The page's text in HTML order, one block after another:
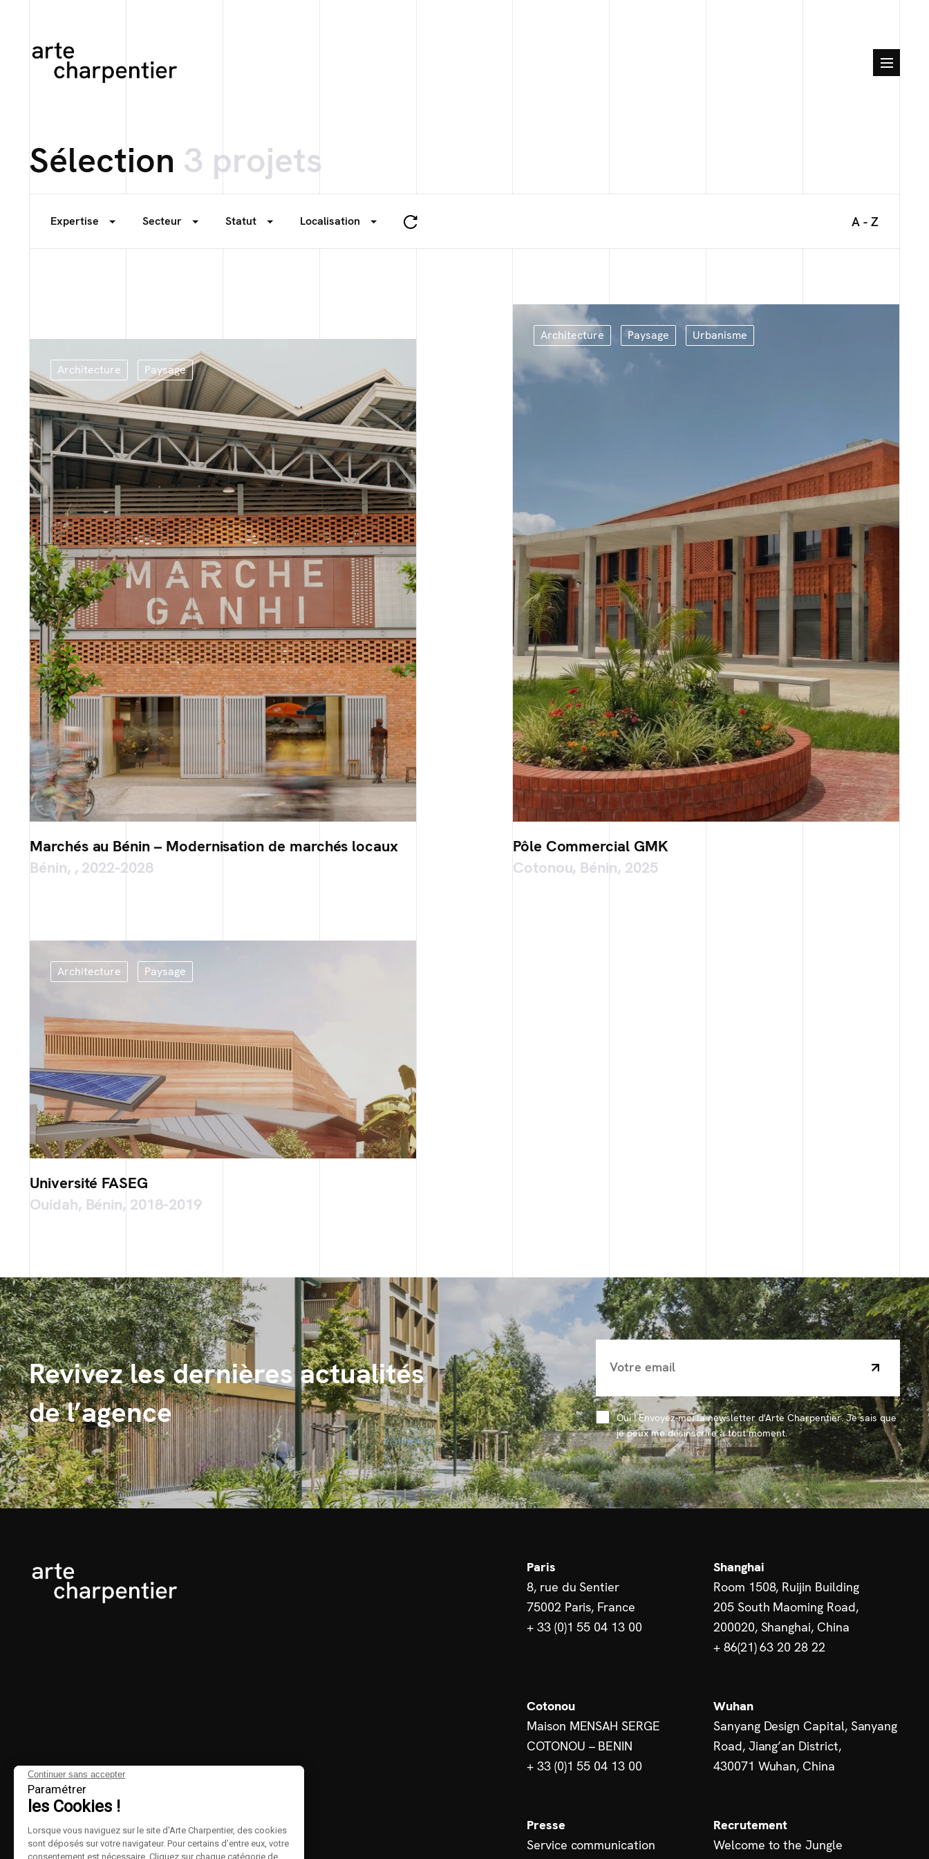
Sélection 3 projets
Expertise Secteur Statut Localisation A - Z
Architecture Paysage
Marchés au Bénin – Modernisation de marchés locaux
Bénin, , 2022-2028
Architecture Paysage Urbanisme
Pôle Commercial GMK
Cotonou, Bénin, 2025
Architecture Paysage
Université FASEG
Ouidah, Bénin, 2018-2019
Revivez les dernières actualités
de l’agence
Oui ! Envoyez-moi la newsletter d'Arte Charpentier. Je sais que
je peux me désinscrire à tout moment.
Paris
8, rue du Sentier
75002 Paris, France
+ 33 (0)1 55 04 13 00
Shanghai
Room 1508, Ruijin Building
205 South Maoming Road,
200020, Shanghai, China
+ 86(21) 63 20 28 22
Cotonou
Maison MENSAH SERGE
COTONOU – BENIN
+ 33 (0)1 55 04 13 00
Wuhan
Sanyang Design Capital, Sanyang
Road, Jiang’an District,
430071 Wuhan, China
Presse
Service communication
Recrutement
Welcome to the Jungle
Continuer sans accepter
Paramétrer
les Cookies !
Lorsque vous naviguez sur le site d'Arte Charpentier, des cookies
sont déposés sur votre navigateur. Pour certains d’entre eux, votre
consentement est nécessaire. Cliquez sur chaque catégorie de